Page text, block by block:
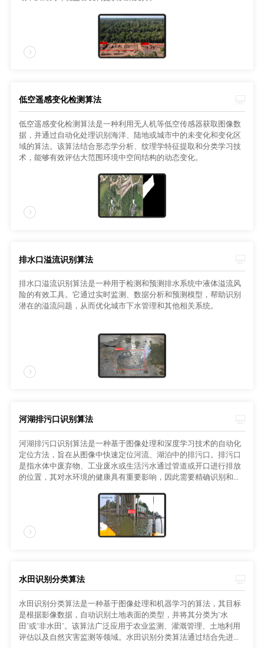
低空遥感变化检测算法
低空遥感变化检测算法是一种利用无人机等低空传感器获取图像数
据，并通过自动化处理识别海洋、陆地或城市中的未变化和变化区
域的算法。该算法结合形态学分析、纹理学特征提取和分类学习技
术，能够有效评估大范围环境中空间结构的动态变化。
排水口溢流识别算法
排水口溢流识别算法是一种用于检测和预测排水系统中液体溢流风
险的有效工具。它通过实时监测、数据分析和预测模型，帮助识别
潜在的溢流问题，从而优化城市下水管理和其他相关系统。
河湖排污口识别算法
河湖排污口识别算法是一种基于图像处理和深度学习技术的自动化
定位方法，旨在从图像中快速定位河流、湖泊中的排污口。排污口
是指水体中废弃物、工业废水或生活污水通过管道或开口进行排放
的位置，其对水环境的健康具有重要影响，因此需要精确识别和监
水田识别分类算法
水田识别分类算法是一种基于图像处理和机器学习的算法，其目标
是根据影像数据，自动识别土地表面的类型，并将其分类为“水
田”或“非水田”。该算法广泛应用于农业监测、灌溉管理、土地利用
评估以及自然灾害监测等领域。水田识别分类算法通过结合先进的